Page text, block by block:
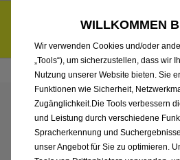
6.000 € staatliche
Hybride. Mehr
IHRE
WILLKOMMEN
Wir verwenden Cookies und/oder
„Tools“), um sicherzustellen, dass wir
Nutzung unserer Website bieten. Sie
Funktionen wie Sicherheit,
Zugänglichkeit.Die Tools verbessern
und Leistung durch verschiedene
Spracherkennung und
unser Angebot für Sie zu optimieren.